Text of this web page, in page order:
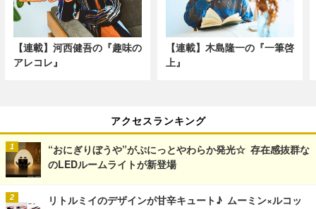
【連載】河西健吾の『趣味の
アレコレ』
【連載】木島隆一の『一筆啓
上』
アクセスランキング
“おにぎりぼうや”がぷにっとやわらか発光☆ 存在感抜群な
のLEDルームライトが新登場
リトルミイのデザインが甘辛キュート♪ ムーミン×ルコッ